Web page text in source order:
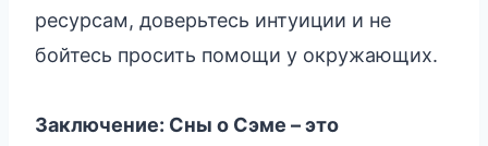
ресурсам, доверьтесь интуиции и не
бойтесь просить помощи у окружающих.
Заключение: Сны о Сэме – это